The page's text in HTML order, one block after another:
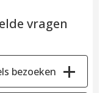
vragen
bezoeken